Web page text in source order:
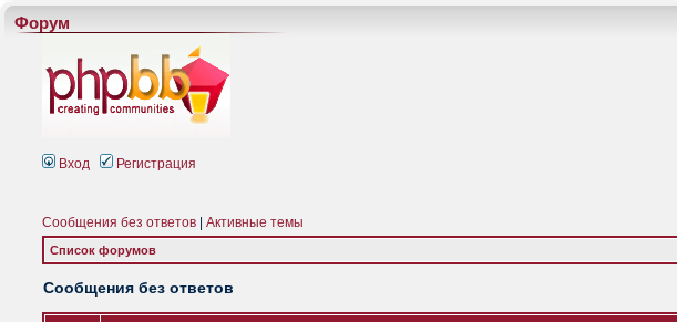
Форум
Вход Регистрация
Сообщения без ответов Активные темы
Список форумов
Сообщения без ответов